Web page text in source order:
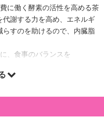
に働く酵素の活性を高める茶
謝する力を高め、エネルギ
すのを助けるので、内臓脂
、食事のバランスを